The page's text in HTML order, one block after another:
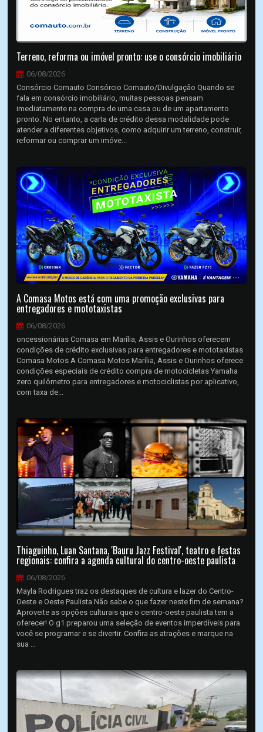
Terreno, reforma ou imóvel pronto: use o consórcio imobiliário
06/08/2026
Consórcio Comauto Consórcio Comauto/Divulgação Quando se
fala em consórcio imobiliário, muitas pessoas pensam
imediatamente na compra de uma casa ou de um apartamento
pronto. No entanto, a carta de crédito dessa modalidade pode
atender a diferentes objetivos, como adquirir um terreno, construir,
reformar ou comprar um imóve...
A Comasa Motos está com uma promoção exclusivas para
entregadores e mototaxistas
06/08/2026
oncessionárias Comasa em Marília, Assis e Ourinhos oferecem
condições de crédito exclusivas para entregadores e mototaxistas
Comasa Motos A Comasa Motos Marília, Assis e Ourinhos oferece
condições especiais de crédito compra de motocicletas Yamaha
zero quilômetro para entregadores e motociclistas por aplicativo,
com taxa de...
Thiaguinho, Luan Santana, 'Bauru Jazz Festival', teatro e festas
regionais: confira a agenda cultural do centro-oeste paulista
06/08/2026
Mayla Rodrigues traz os destaques de cultura e lazer do Centro-
Oeste e Oeste Paulista Não sabe o que fazer neste fim de semana?
Aproveite as opções culturais que o centro-oeste paulista tem a
oferecer! O g1 preparou uma seleção de eventos imperdíveis para
você se programar e se divertir. Confira as atrações e marque na
sua ...